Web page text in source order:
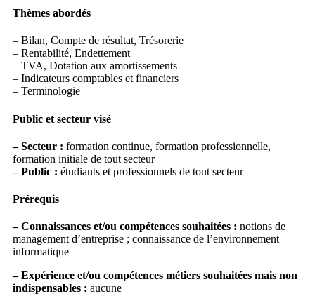
Thèmes abordés
– Bilan, Compte de résultat, Trésorerie
– Rentabilité, Endettement
– TVA, Dotation aux amortissements
– Indicateurs comptables et financiers
– Terminologie
Public et secteur visé
– Secteur : formation continue, formation professionnelle,
formation initiale de tout secteur
– Public : étudiants et professionnels de tout secteur
Prérequis
– Connaissances et/ou compétences souhaitées : notions de
management d’entreprise ; connaissance de l’environnement
informatique
– Expérience et/ou compétences métiers souhaitées mais non
indispensables : aucune